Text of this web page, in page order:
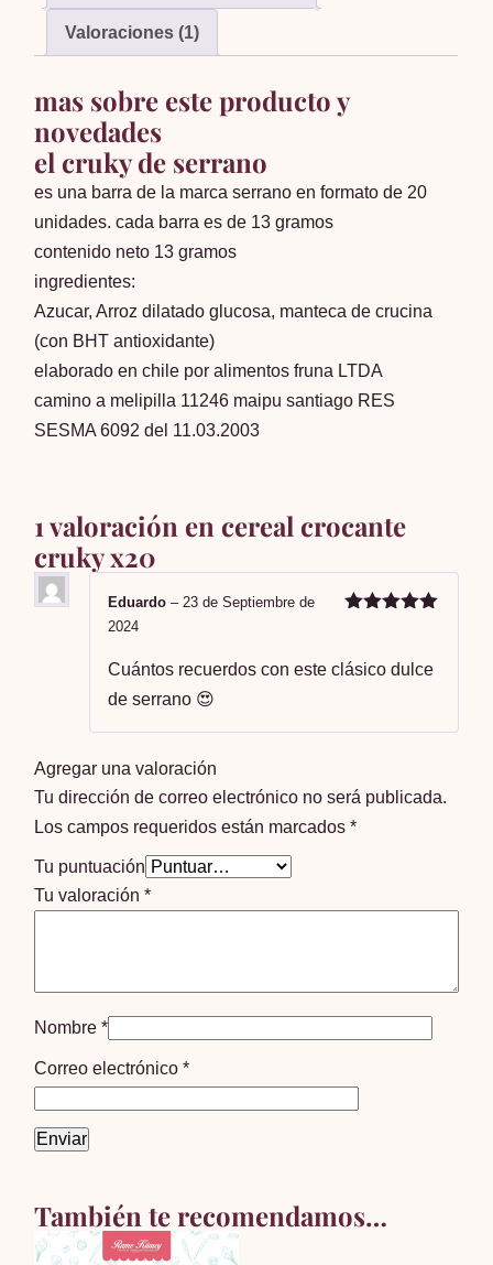
Valoraciones (1)
mas sobre este producto y
novedades
el cruky de serrano
es una barra de la marca serrano en formato de 20
unidades. cada barra es de 13 gramos
contenido neto 13 gramos
ingredientes:
Azucar, Arroz dilatado glucosa, manteca de crucina
(con BHT antioxidante)
elaborado en chile por alimentos fruna LTDA
camino a melipilla 11246 maipu santiago RES
SESMA 6092 del 11.03.2003
1 valoración en cereal crocante
cruky x20
Eduardo– 23 de Septiembre de
2024
Cuántos recuerdos con este clásico dulce
de serrano 😍
Agregar una valoración
Tu dirección de correo electrónico no será publicada.
Los campos requeridos están marcados*
Tu puntuación
Tu valoración*
Nombre*
Correo electrónico*
También te recomendamos…